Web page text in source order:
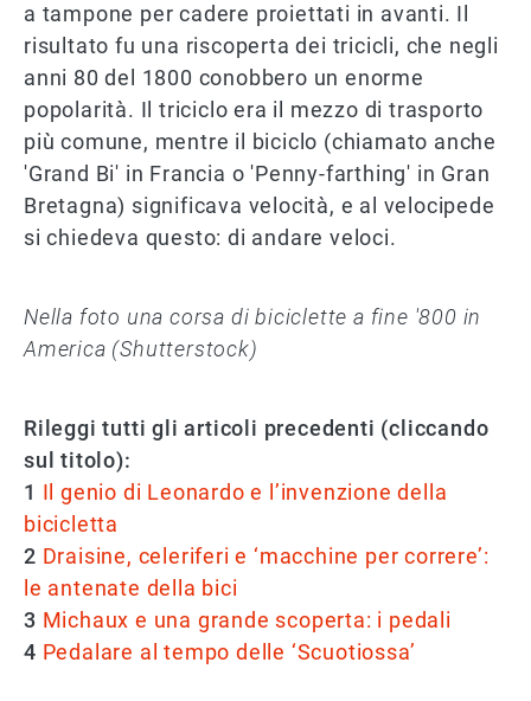
a tampone per cadere proiettati in avanti. Il
risultato fu una riscoperta dei tricicli, che negli
anni 80 del 1800 conobbero un enorme
popolarità. Il triciclo era il mezzo di trasporto
più comune, mentre il biciclo (chiamato anche
'Grand Bi' in Francia o 'Penny-farthing' in Gran
Bretagna) significava velocità, e al velocipede
si chiedeva questo: di andare veloci.
Nella foto una corsa di biciclette a fine '800 in
America (Shutterstock)
Rileggi tutti gli articoli precedenti (cliccando
sul titolo):
1 Il genio di Leonardo e l’invenzione della
bicicletta
2 Draisine, celeriferi e ‘macchine per correre’:
le antenate della bici
3 Michaux e una grande scoperta: i pedali
4 Pedalare al tempo delle ‘Scuotiossa’